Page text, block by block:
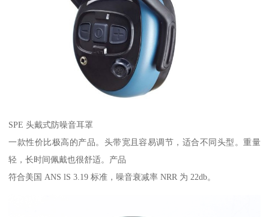
SPE 头戴式防噪音耳罩
一款性价比极高的产品。头带宽且容易调节，适合不同头型。重量
轻，长时间佩戴也很舒适。产品
符合美国 ANS lS 3.19 标准，噪音衰减率 NRR 为 22db。